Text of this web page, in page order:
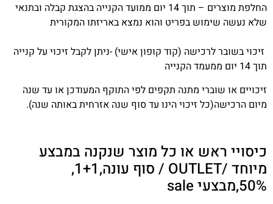
החלפת מוצרים – תוך 14 יום ממועד הקנייה בהצגת קבלה ובתנאי
שלא נעשה שימוש בפריט והוא נמצא באריזתו המקורית
זיכוי בשובר לרכישה (קוד קופון אישי) -ניתן לקבל זיכוי על קנייה
תוך 14 יום ממעמד הקנייה
זיכויים או שוברי מתנה תקפים לפי התוקף המעודכן או עד שנה
מיום הרכישה(כל זיכוי הינו עד סוף שנה אזרחית באותה שנה).
כיסויי ראש או כל מוצר שנקנה במבצע
מיוחד /OUTLET / סוף עונה,1+1,
50%,מבצעי sale